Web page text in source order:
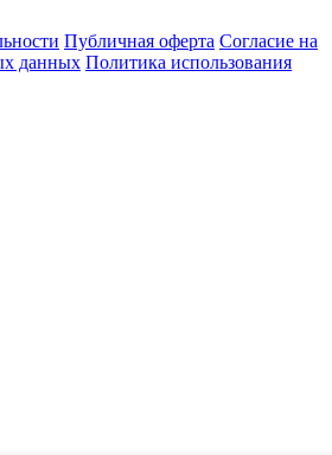
Публичная оферта Согласие на
данных Политика использования